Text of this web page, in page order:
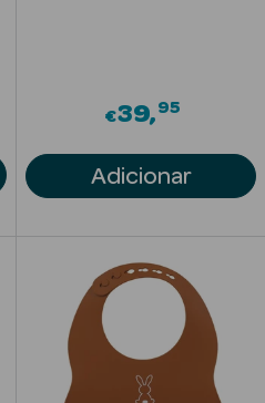
from
€39 95
Adicionar